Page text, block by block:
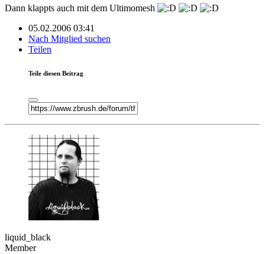
Dann klappts auch mit dem Ultimomesh
05.02.2006 03:41
Nach Mitglied suchen
Teilen
Teile diesen Beitrag
liquid_black
Member